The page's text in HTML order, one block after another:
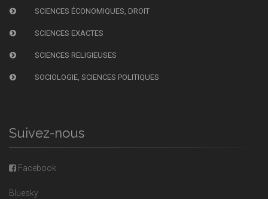
SCIENCES ÉCONOMIQUES, DROIT
SCIENCES EXACTES
SCIENCES RELIGIEUSES
SOCIOLOGIE, SCIENCES POLITIQUES
Suivez-nous
Facebook
Bluesky